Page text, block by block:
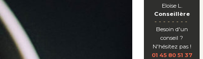
Eloïse L.
Conseillère
Besoin d'un
conseil ?
N'hésitez pas !
01 45 80 51 37